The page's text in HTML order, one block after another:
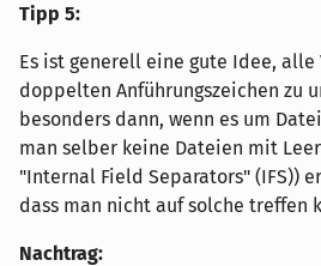
Tipp 5:
Es ist generell eine gute Idee,
doppelten Anführungszeichen zu
besonders dann, wenn es um
man selber keine Dateien mit
"Internal Field Separators" (IFS))
dass man nicht auf solche treffen
Nachtrag: